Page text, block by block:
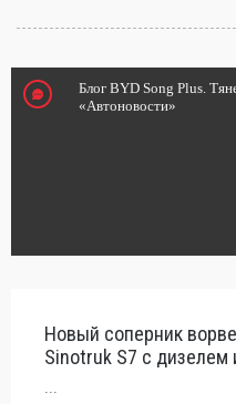
Блог BYD Song Plus.
«Автоновости»
Новый соперник
Sinotruk S7 с дизелем
...